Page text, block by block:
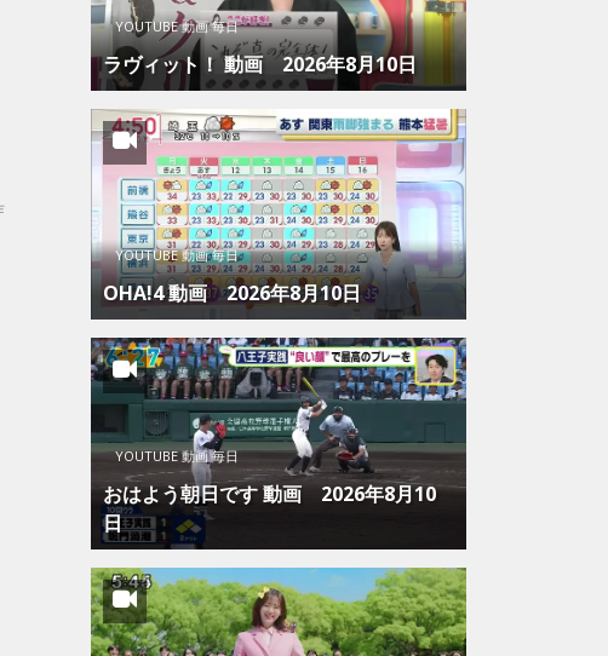
YOUTUBE 動画 毎日
ラヴィット！ 動画 2026年8月10日
YOUTUBE 動画 毎日
OHA!4 動画 2026年8月10日
YOUTUBE 動画 毎日
おはよう朝日です 動画 2026年8月10
日